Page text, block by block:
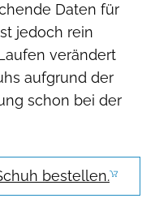
Daten für
jedoch rein
verändert
aufgrund der
schon bei der
bestellen.